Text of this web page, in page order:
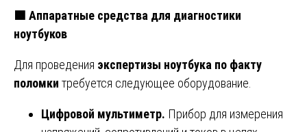
🟩 Аппаратные средства для диагностики
ноутбуков
Для проведения экспертизы ноутбука по факту
поломки требуется следующее оборудование.
Цифровой мультиметр. Прибор для измерения